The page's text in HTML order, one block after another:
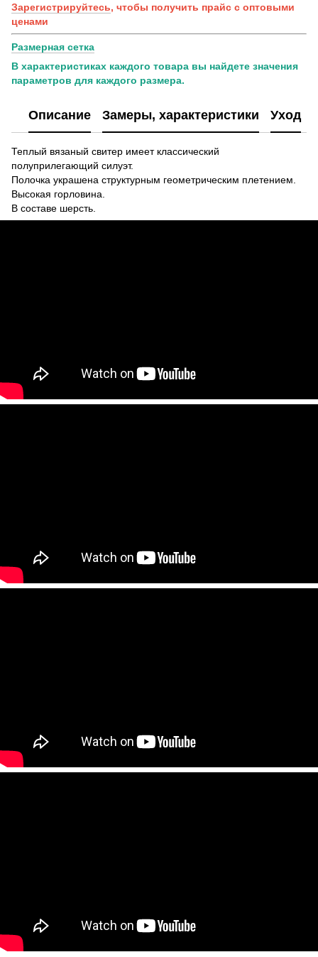
Зарегистрируйтесь, чтобы получить прайс с оптовыми
ценами
Размерная сетка
В характеристиках каждого товара вы найдете значения
параметров для каждого размера.
Описание Замеры, характеристики Уход
Теплый вязаный свитер имеет классический
полуприлегающий силуэт.
Полочка украшена структурным геометрическим плетением.
Высокая горловина.
В составе шерсть.